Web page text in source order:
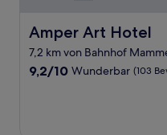
Amper Art Hotel
Amper Art Hotel
7,2 km von Bahnhof
9.2
9,2/10 Wunderbar (103